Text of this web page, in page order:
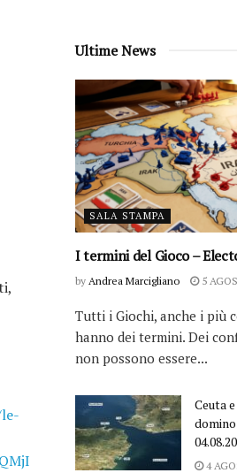
Ultime News
SALA STAMPA
I termini del Gioco –
by Andrea Marcigliano 5
Tutti i Giochi, anche i più
hanno dei termini. Dei
non possono essere...
Ceuta
4